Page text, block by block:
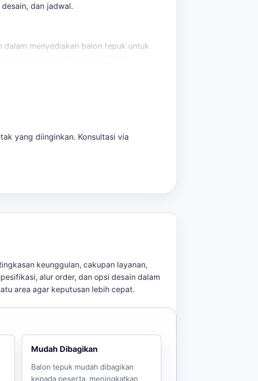
dan jadwal.
menyediakan balon tepuk untuk
dan jadwal.
yang diinginkan. Konsultasi via
keunggulan, cakupan layanan,
alur order, dan opsi desain dalam
area agar keputusan lebih cepat.
Mudah Dibagikan
Balon tepuk mudah dibagikan
kepada peserta, meningkatkan